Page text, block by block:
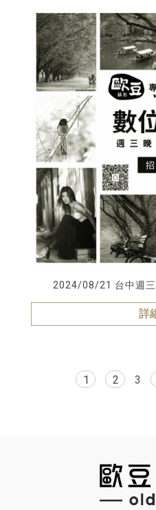
2024/08/21 台中週三
詳
1 2 3